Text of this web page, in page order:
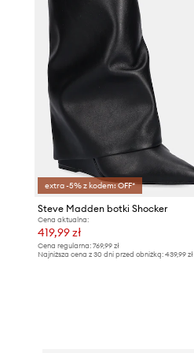
extra -5% z kodem: OFF*
Steve Madden botki Shocker
Cena aktualna:
419,99 zł
Cena regularna: 769,99 zł
Najniższa cena z 30 dni przed obniżką: 439,99 zł